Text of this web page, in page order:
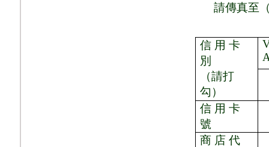
請傳真至
信 用 卡
別
（請打
勾）
信 用 卡
號
商 店 代